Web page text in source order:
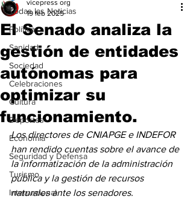
Todas las Noticias
Política
Sanidad
Sociedad
Celebraciones
Cultura
Deportes
Economia
Seguridad y Defensa
Turismo
Internacional
El Senado analiza la
gestión de entidades
autónomas para
optimizar su
funcionamiento.
vicepress org
19 feb 2025
Los directores de CNIAPGE e INDEFOR
han rendido cuentas sobre el avance de
la informatización de la administración
pública y la gestión de recursos
naturales ante los senadores.